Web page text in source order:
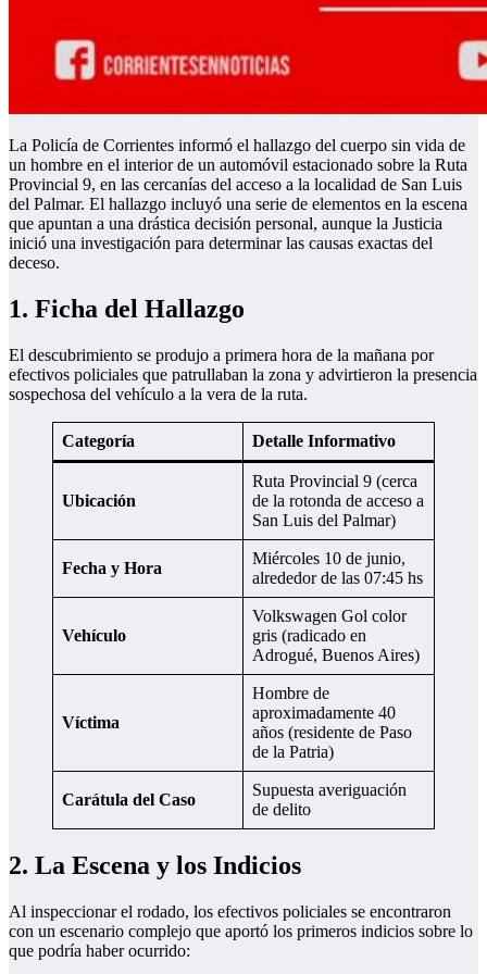
La Policía de Corrientes informó el hallazgo del cuerpo sin vida de
un hombre en el interior de un automóvil estacionado sobre la Ruta
Provincial 9, en las cercanías del acceso a la localidad de San Luis
del Palmar. El hallazgo incluyó una serie de elementos en la escena
que apuntan a una drástica decisión personal, aunque la Justicia
inició una investigación para determinar las causas exactas del
deceso.
1. Ficha del Hallazgo
El descubrimiento se produjo a primera hora de la mañana por
efectivos policiales que patrullaban la zona y advirtieron la presencia
sospechosa del vehículo a la vera de la ruta.
Categoría Detalle Informativo
Ubicación
Ruta Provincial 9 (cerca
de la rotonda de acceso a
San Luis del Palmar)
Fecha y Hora
Miércoles 10 de junio,
alrededor de las 07:45 hs
Vehículo
Volkswagen Gol color
gris (radicado en
Adrogué, Buenos Aires)
Víctima
Hombre de
aproximadamente 40
años (residente de Paso
de la Patria)
Carátula del Caso
Supuesta averiguación
de delito
2. La Escena y los Indicios
Al inspeccionar el rodado, los efectivos policiales se encontraron
con un escenario complejo que aportó los primeros indicios sobre lo
que podría haber ocurrido: